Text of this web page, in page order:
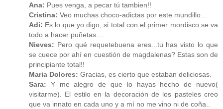
Ana: Pues venga, a pecar tú tambien!!
Cristina: Veo muchas choco-adictas por este mundillo...
Adi: Es lo que yo digo, si total con el primer mordisco se va
todo a hacer puñetas....
Nieves: Pero qué requetebuena eres...tu has visto lo que
se cuece por ahí en cuestión de magdalenas? Estas son de
principiante total!!
Maria Dolores: Gracias, es cierto que estaban deliciosas.
Sara: Y me alegro de que lo hayas hecho de nuevo(
visitarme). El estilo en la decoración de los pasteles creo
que va innato en cada uno y a mí no me vino ni de coña..